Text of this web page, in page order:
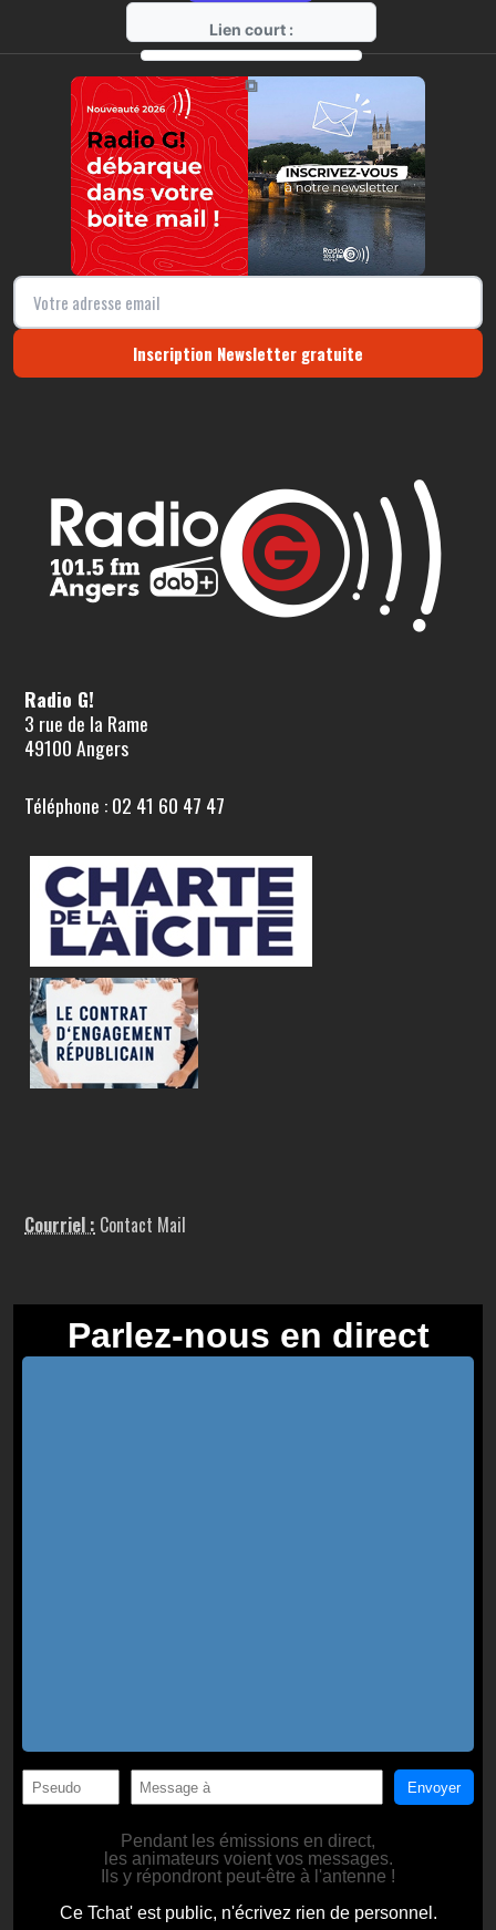
Lien court :
https://radio-g.fr?15843
⧉
Inscription Newsletter gratuite
Radio G!
3 rue de la Rame
49100 Angers
Téléphone : 02 41 60 47 47
Courriel : Contact Mail